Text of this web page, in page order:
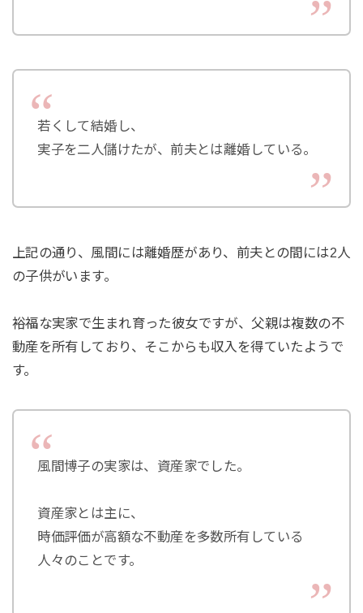
若くして結婚し、
実子を二人儲けたが、前夫とは離婚している。
上記の通り、風間には離婚歴があり、前夫との間には2人
の子供がいます。
裕福な実家で生まれ育った彼女ですが、父親は複数の不
動産を所有しており、そこからも収入を得ていたようで
す。
風間博子の実家は、資産家でした。
資産家とは主に、
時価評価が高額な不動産を多数所有している
人々のことです。